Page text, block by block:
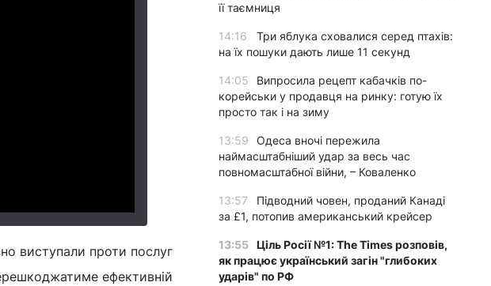
виступали проти послуг
ефективній
її таємниця
14:16
Три яблука сховалися серед птахів:
на їх пошуки дають лише 11 секунд
14:05
Випросила рецепт кабачків по-
корейськи у продавця на ринку: готую їх
просто так і на зиму
13:59
Одеса вночі пережила
наймасштабніший удар за весь час
повномасштабної війни, – Коваленко
13:57
Підводний човен, проданий Канаді
за £1, потопив американський крейсер
13:55 Ціль Росії №1: The Times розповів,
як працює український загін "глибоких
ударів" по РФ